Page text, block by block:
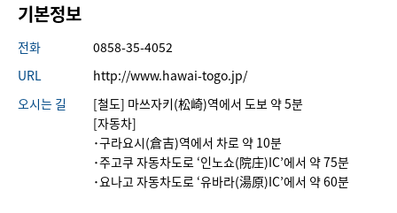
기본정보
전화
0858-35-4052
URL
http://www.hawai-togo.jp/
오시는 길
[철도] 마쓰자키(松崎)역에서 도보 약 5분
[자동차]
･구라요시(倉吉)역에서 차로 약 10분
･주고쿠 자동차도로 ‘인노쇼(院庄)IC’에서 약 75분
･요나고 자동차도로 ‘유바라(湯原)IC’에서 약 60분